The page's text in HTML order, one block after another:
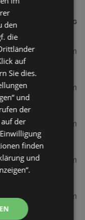
ENTFERNUNG
0,5 km
1,94 km
3,84 km
3,86 km
4,67 km
den
die
auf
Sie dies.
und
der
auf der
finden
und